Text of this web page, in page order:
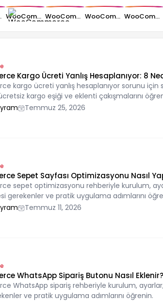
Planlanır? WooCommerce Kurulumu: Sıfırdan Mağaza Açma Rehberi WooCommerce Sepet Sayfası Optimizasyonu Nasıl Yapılır? WooCommerce Kupon Oluşturma ve İndirim Ayarları WooCommerce Stok Yönetimi Nasıl Yapılır?
Kargo Ücreti Yanlış Hesaplanıyor: 8
kargo ücreti yanlış hesaplanıyor sorunu için
kargo eşiği ve eklenti çakışmalarını
Temmuz 25, 2026
Sepet Sayfası Optimizasyonu Nasıl
sepet optimizasyonu rehberiyle kurulum,
gerekenler ve pratik uygulama adımlarını
Temmuz 11, 2026
WhatsApp Sipariş Butonu Nasıl
WhatsApp sipariş rehberiyle kurulum,
ve pratik uygulama adımlarını öğrenin.